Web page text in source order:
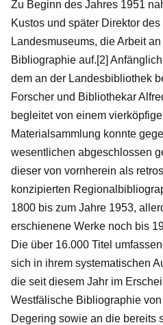
Zu Beginn des Jahres 1951
Kustos und später Direktor
Landesmuseums, die Arbeit
Bibliographie auf.[2]
dem an der Landesbibliothek
Forscher und Bibliothekar
begleitet von einem
Materialsammlung konnte
wesentlichen abgeschlossen
dieser von vornherein als
konzipierten
1800 bis zum Jahre 1953,
erschienene Werke noch bis
Die über 16.000 Titel
sich in ihrem systematischen
die seit diesem Jahr im
Westfälische Bibliographie
Degering sowie an die bereits